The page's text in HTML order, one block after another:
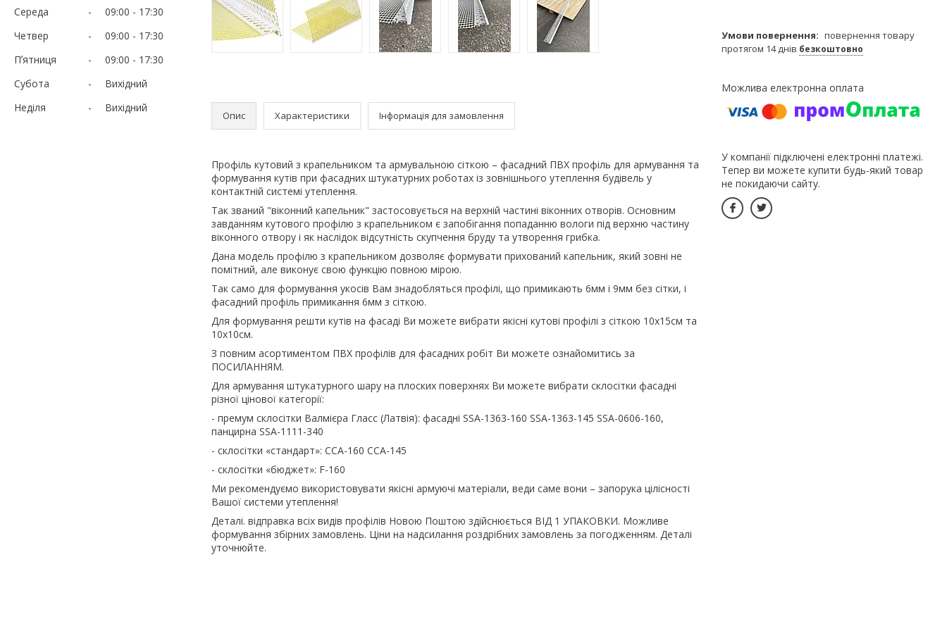
Середа
09:00
17:30
Четвер
09:00
17:30
Пʼятниця
09:00
17:30
Субота
Вихідний
Неділя
Вихідний
Опис Характеристики Інформація для замовлення
Профіль кутовий з крапельником та армувальною сіткою – фасадний ПВХ профіль для армування та
формування кутів при фасадних штукатурних роботах із зовнішнього утеплення будівель у
контактній системі утеплення.
Так званий "віконний капельник" застосовується на верхній частині віконних отворів. Основним
завданням кутового профілю з крапельником є ​​запобігання попаданню вологи під верхню частину
віконного отвору і як наслідок відсутність скупчення бруду та утворення грибка.
Дана модель профілю з крапельником дозволяє формувати прихований капельник, який зовні не
помітний, але виконує свою функцію повною мірою.
Так само для формування укосів Вам знадобляться профілі, що примикають 6мм і 9мм без сітки, і
фасадний профіль примикання 6мм з сіткою.
Для формування решти кутів на фасаді Ви можете вибрати якісні кутові профілі з сіткою 10х15см та
10х10см.
З повним асортиментом ПВХ профілів для фасадних робіт Ви можете ознайомитись за
ПОСИЛАННЯМ.
Для армування штукатурного шару на плоских поверхнях Ви можете вибрати склосітки фасадні
різної цінової категорії:
- премум склосітки Валмієра Гласс (Латвія): фасадні SSA-1363-160 SSA-1363-145 SSA-0606-160,
панцирна SSA-1111-340
- склосітки «стандарт»: ССА-160 ССА-145
- склосітки «бюджет»: F-160
Ми рекомендуємо використовувати якісні армуючі матеріали, веди саме вони – запорука цілісності
Вашої системи утеплення!
Деталі. відправка всіх видів профілів Новою Поштою здійснюється ВІД 1 УПАКОВКИ. Можливе
формування збірних замовлень. Ціни на надсилання роздрібних замовлень за погодженням. Деталі
уточнюйте.
повернення товару
протягом 14 днів безкоштовно
У компанії підключені електронні платежі.
Тепер ви можете купити будь-який товар
не покидаючи сайту.